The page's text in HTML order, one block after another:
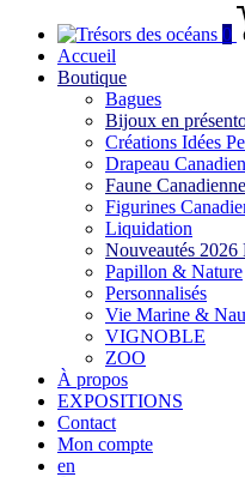
0
Accueil
Boutique
Bagues
Bijoux en
Créations Idées
Drapeau
Faune
Figurines
Liquidation
Nouveautés
Papillon & Nature
Personnalisés
Vie Marine &
VIGNOBLE
ZOO
À propos
EXPOSITIONS
Contact
Mon compte
en